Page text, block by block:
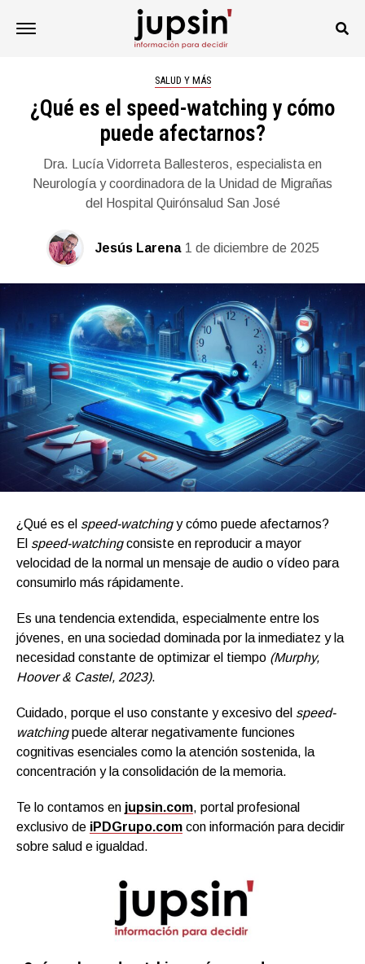
SALUD Y MÁS
¿Qué es el speed-watching y cómo
puede afectarnos?
Dra. Lucía Vidorreta Ballesteros, especialista en
Neurología y coordinadora de la Unidad de Migrañas
del Hospital Quirónsalud San José
Jesús Larena 1 de diciembre de 2025
¿Qué es el speed-watchingy cómo puede afectarnos?
El speed-watchingconsiste en reproducir a mayor
velocidad de la normal un mensaje de audio o vídeo para
consumirlo más rápidamente.
Es una tendencia extendida, especialmente entre los
jóvenes, en una sociedad dominada por la inmediatez y la
necesidad constante de optimizar el tiempo (Murphy,
Hoover & Castel, 2023).
Cuidado, porque el uso constante y excesivo del speed-
watchingpuede alterar negativamente funciones
cognitivas esenciales como la atención sostenida, la
concentración y la consolidación de la memoria.
Te lo contamos en jupsin.com, portal profesional
exclusivo de iPDGrupo.com con información para decidir
sobre salud e igualdad.